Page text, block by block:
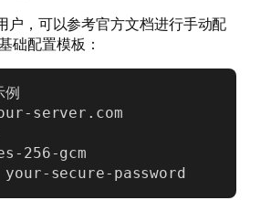
户，可以参考官方文档进行手动配
础配置模板：
例
server.com
256-gcm
secure-password